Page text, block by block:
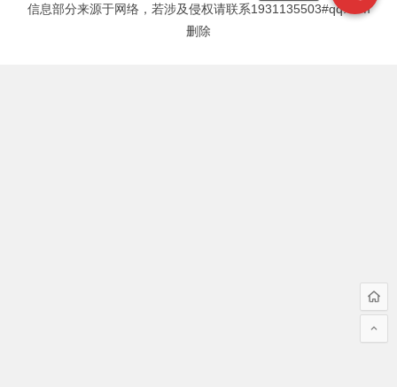
信息部分来源于网络，若涉及侵权请联系1931135503#qq.com
删除